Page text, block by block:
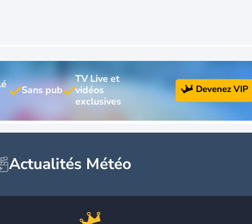
TV Live et
vidéos
Devenez VIP
Actualités Météo